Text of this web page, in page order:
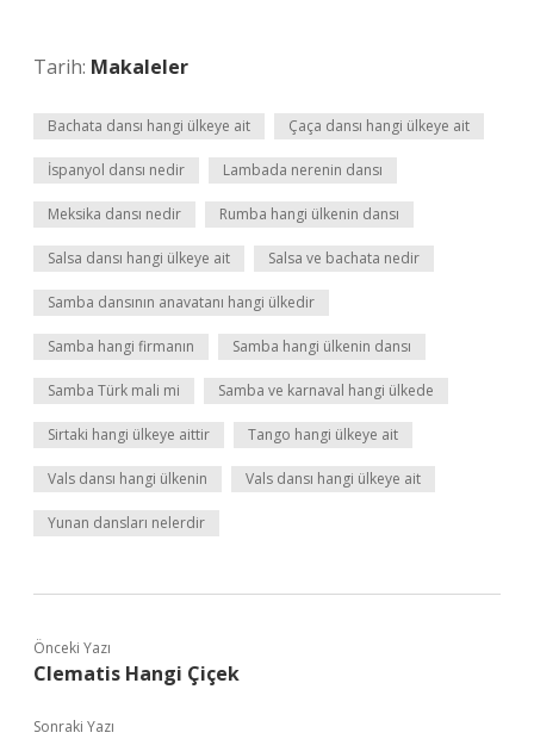
Tarih: Makaleler
Bachata dansı hangi ülkeye ait Çaça dansı hangi ülkeye ait
İspanyol dansı nedir Lambada nerenin dansı
Meksika dansı nedir Rumba hangi ülkenin dansı
Salsa dansı hangi ülkeye ait Salsa ve bachata nedir
Samba dansının anavatanı hangi ülkedir
Samba hangi firmanın Samba hangi ülkenin dansı
Samba Türk mali mi Samba ve karnaval hangi ülkede
Sirtaki hangi ülkeye aittir Tango hangi ülkeye ait
Vals dansı hangi ülkenin Vals dansı hangi ülkeye ait
Yunan dansları nelerdir
Önceki Yazı
Clematis Hangi Çiçek
Sonraki Yazı